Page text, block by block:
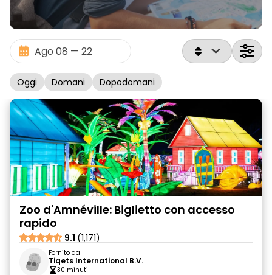
Oggi Domani Dopodomani
Zoo d'Amnéville: Biglietto con accesso
rapido
9.1 (1,171)
Fornito da
Tiqets International B.V.
30 minuti